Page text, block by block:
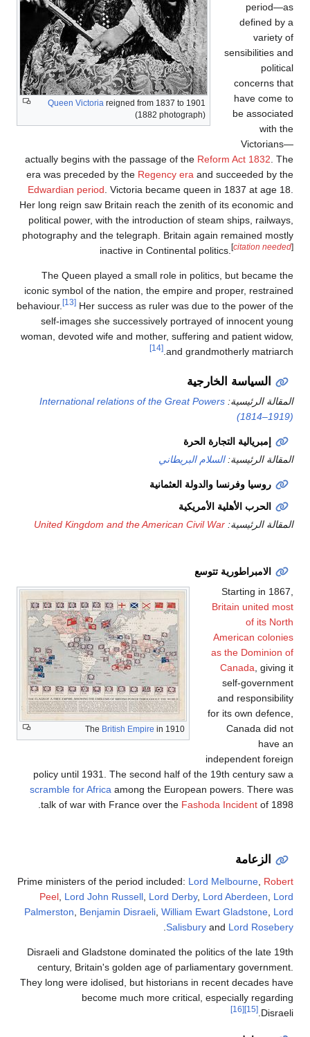
Queen Victoria reigned from 1837 to 1901
(1882 photograph)
period—as
defined by a
variety of
sensibilities and
political
concerns that
have come to
be associated
with the
Victorians—
actually begins with the passage of the Reform Act 1832. The
era was preceded by the Regency era and succeeded by the
Edwardian period. Victoria became queen in 1837 at age 18.
Her long reign saw Britain reach the zenith of its economic and
political power, with the introduction of steam ships, railways,
photography and the telegraph. Britain again remained mostly
inactive in Continental politics. [citation needed]
The Queen played a small role in politics, but became the
iconic symbol of the nation, the empire and proper, restrained
behaviour.
[13] Her success as ruler was due to the power of the
self-images she successively portrayed of innocent young
woman, devoted wife and mother, suffering and patient widow,
and grandmotherly matriarch.
[14]
السياسة الخارجية
المقالة الرئيسية: International relations of the Great Powers
(1814–1919)
إمبريالية التجارة الحرة
المقالة الرئيسية:السلام البريطاني
روسيا وفرنسا والدولة العثمانية
الحرب الأهلية الأمريكية
المقالة الرئيسية: United Kingdom and the American Civil War
الامبراطورية تتوسع
The British Empire in 1910
Starting in 1867,
Britain united most
of its North
American colonies
as the Dominion of
Canada , giving it
self-government
and responsibility
for its own defence,
Canada did not
have an
independent foreign
policy until 1931. The second half of the 19th century saw a
scramble for Africa among the European powers. There was
talk of war with France over the Fashoda Incident of 1898.
الزعامة
Prime ministers of the period included: Lord Melbourne Robert
Peel Lord John Russell Lord Derby, Lord Aberdeen
Lord
Palmerston
Benjamin Disraeli William Ewart Gladstone Lord
Salisbury and Lord Rosebery
Disraeli and Gladstone dominated the politics of the late 19th
century, Britain's golden age of parliamentary government.
They long were idolised, but historians in recent decades have
become much more critical, especially regarding
Disraeli.
[15]
[16]